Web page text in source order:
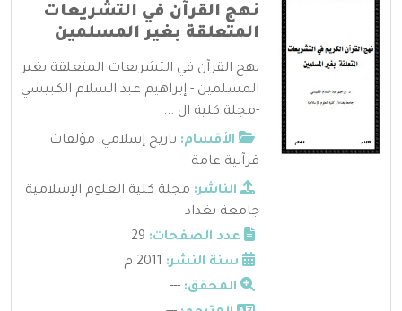
نهج القرآن في التشريعات
المتعلقة بغير المسلمين
نهج القرآن في التشريعات المتعلقة بغير
المسلمين - إبراهيم عبد السلام الكبيسي
-مجلة كلية ال ...
الأقسام: تاريخ إسلامي, مؤلفات
قرآنية عامة
الناشر: مجلة كلية العلوم الإسلامية
جامعة بغداد
عدد الصفحات:
سنة النشر:
المحقق: ---